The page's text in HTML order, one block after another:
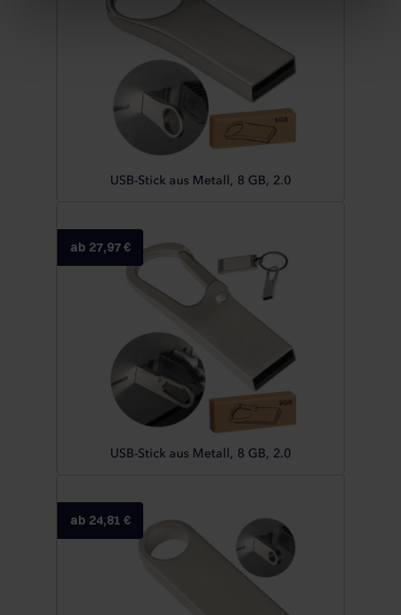
klicken Sie auf "Anpassen".
USB-Stick aus Metall, 8 GB, 2.0
ab 27,97 €
USB-Stick aus Metall, 8 GB, 2.0
ab 24,81 €